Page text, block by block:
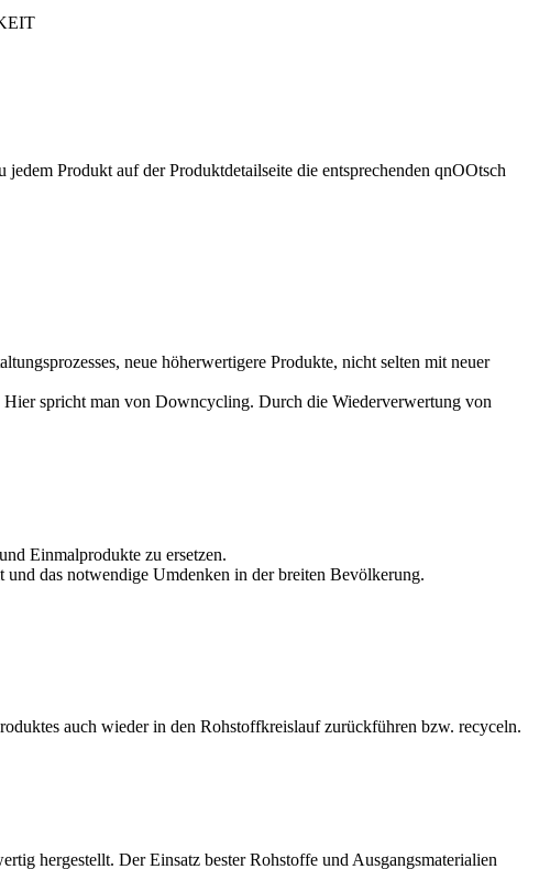
Produkt auf der Produktdetailseite die entsprechenden qnOOtsch
neue höherwertigere Produkte, nicht selten mit neuer
spricht man von Downcycling. Durch die Wiederverwertung von
Einmalprodukte zu ersetzen.
das notwendige Umdenken in der breiten Bevölkerung.
auch wieder in den Rohstoffkreislauf zurückführen bzw. recyceln.
hergestellt. Der Einsatz bester Rohstoffe und Ausgangsmaterialien